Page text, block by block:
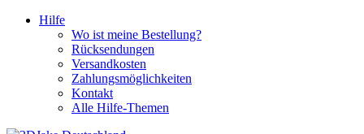
Hilfe
Wo ist meine Bestellung?
Rücksendungen
Versandkosten
Zahlungsmöglichkeiten
Kontakt
Alle Hilfe-Themen